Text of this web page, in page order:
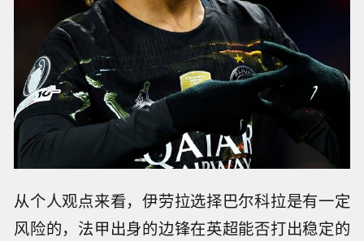
从个人观点来看，伊劳拉选择巴尔科拉是有一定
风险的，法甲出身的边锋在英超能否打出稳定的